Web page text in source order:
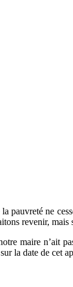
pauvreté ne
revenir, mais
maire n’ait
la date de cet